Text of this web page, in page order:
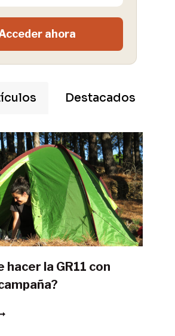
ahora
Destacados
hacer la GR11 con